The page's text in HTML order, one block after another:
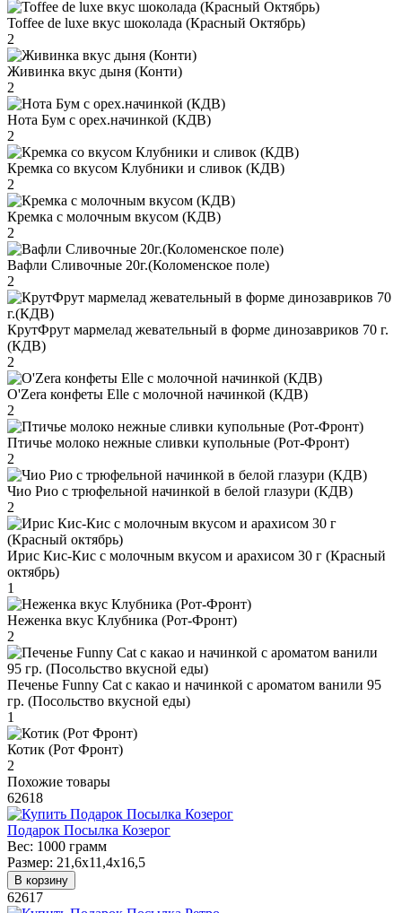
Toffee de luxe вкус шоколада (Красный Октябрь)
2
Живинка вкус дыня (Конти)
2
Нота Бум с орех.начинкой (КДВ)
2
Кремка со вкусом Клубники и сливок (КДВ)
2
Кремка с молочным вкусом (КДВ)
2
Вафли Сливочные 20г.(Коломенское поле)
2
КрутФрут мармелад жевательный в форме динозавриков 70 г.
(КДВ)
2
O'Zera конфеты Elle с молочной начинкой (КДВ)
2
Птичье молоко нежные сливки купольные (Рот-Фронт)
2
Чио Рио с трюфельной начинкой в белой глазури (КДВ)
2
Ирис Кис-Кис с молочным вкусом и арахисом 30 г (Красный
октябрь)
1
Неженка вкус Клубника (Рот-Фронт)
2
Печенье Funny Сat с какао и начинкой с ароматом ванили 95
гр. (Посольство вкусной еды)
1
Котик (Рот Фронт)
2
Похожие товары
62618
Подарок Посылка Козерог
Вес: 1000 грамм
Размер: 21,6x11,4x16,5
В корзину
62617